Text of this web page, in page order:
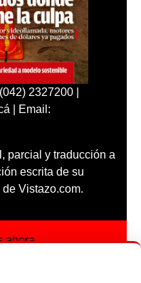
2327200 |
| Email:
parcial y traducción a
escrita de su
Vistazo.com.
ahora